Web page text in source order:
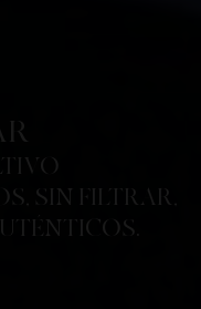
SIN FILTRAR,